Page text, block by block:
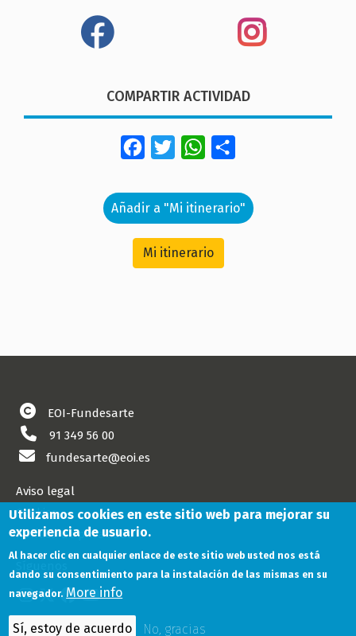
COMPARTIR ACTIVIDAD
FacebookTwitterWhatsApp
Añadir a "Mi itinerario"
Mi itinerario
EOI-Fundesarte
91 349 56 00
fundesarte@eoi.es
Aviso legal
Cookies
Política de privacidad
Utilizamos cookies en este sitio web para mejorar su
experiencia de usuario.
Al hacer clic en cualquier enlace de este sitio web usted nos está
dando su consentimiento para la instalación de las mismas en su
navegador. More info
Sí, estoy de acuerdo No, gracias